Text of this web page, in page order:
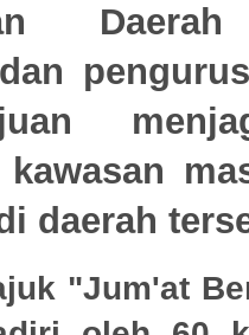
kawasan
daerah
"Jum'at